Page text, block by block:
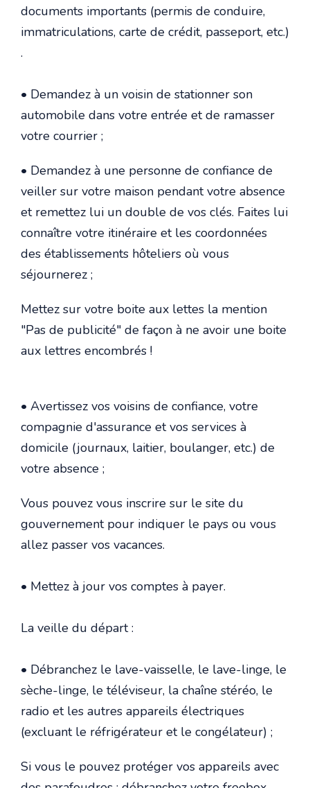
documents importants (permis de conduire,
immatriculations, carte de crédit, passeport, etc.)
.
• Demandez à un voisin de stationner son
automobile dans votre entrée et de ramasser
votre courrier ;
• Demandez à une personne de confiance de
veiller sur votre maison pendant votre absence
et remettez lui un double de vos clés. Faites lui
connaître votre itinéraire et les coordonnées
des établissements hôteliers où vous
séjournerez ;
Mettez sur votre boite aux lettes la mention
"Pas de publicité" de façon à ne avoir une boite
aux lettres encombrés !
• Avertissez vos voisins de confiance, votre
compagnie d'assurance et vos services à
domicile (journaux, laitier, boulanger, etc.) de
votre absence ;
Vous pouvez vous inscrire sur le site du
gouvernement pour indiquer le pays ou vous
allez passer vos vacances.
• Mettez à jour vos comptes à payer.
La veille du départ :
• Débranchez le lave-vaisselle, le lave-linge, le
sèche-linge, le téléviseur, la chaîne stéréo, le
radio et les autres appareils électriques
(excluant le réfrigérateur et le congélateur) ;
Si vous le pouvez protéger vos appareils avec